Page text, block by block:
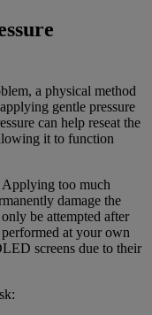
a physical method
gentle pressure
can help reseat the
it to function
too much
damage the
be attempted after
at your own
screens due to their